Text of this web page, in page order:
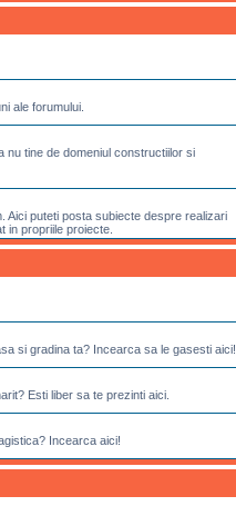
ale forumului.
nu tine de domeniul constructiilor si
Aici puteti posta subiecte despre realizari
in propriile proiecte.
si gradina ta? Incearca sa le gasesti aici!
Esti liber sa te prezinti aici.
Incearca aici!